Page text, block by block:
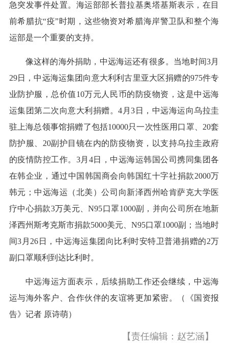
急突发事件处置。海运部部长普拉基奥塔基斯表示，在目
前希腊抗“疫”时期，这些物资对希腊海岸警卫队和整个海
运部是一个重要的支持。
像这样的海外捐助，中远海运还有很多。当地时间3月
29日，中远海运集团向意大利利古里亚大区捐赠的975件专
业防护服，总价值10万元人民币的防疫物资，这是中远海
运集团第二次向意大利捐赠。4月3日，中远海运向乌拉圭
驻上海总领事馆捐赠了包括10000只一次性医用口罩、20套
防护服、20副护目镜在内的防疫物资，以支持乌拉圭政府
的疫情防控工作。3月4日，中远海运韩国公司携同集团各
在韩企业，通过中国韩国商会向韩国红十字社捐款2000万
韩元；中远海运（北美）公司向新泽西州哈肯萨克大学医
疗中心捐款3万美元、N95口罩1000副，并向公司所在地新
泽西州斯考克斯市捐款5000美元、N95口罩1000副；当地时
间3月26日，中远海运集团向比利时安特卫普港捐赠的2万
副口罩顺利到达比利时。
中远海运方面表示，后续捐助工作还会继续，中远海
运与海外客户、合作伙伴的友谊将更加紧密。（《国资报
告》记者 原诗萌）
【责任编辑：赵艺涵】